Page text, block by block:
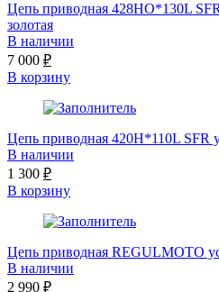
Цепь приводная 428HO*130L
золотая
В наличии
7 000 ₽
В корзину
Цепь приводная 420H*110L SFR
В наличии
1 300 ₽
В корзину
Цепь приводная REGULMOTO
В наличии
2 990 ₽